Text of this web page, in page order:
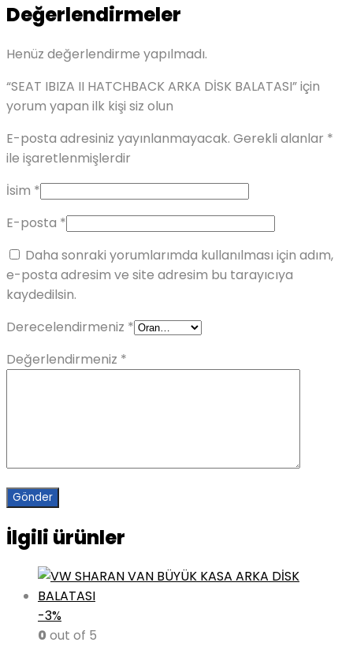
Değerlendirmeler
Henüz değerlendirme yapılmadı.
“SEAT IBIZA II HATCHBACK ARKA DİSK BALATASI” için
yorum yapan ilk kişi siz olun
E-posta adresiniz yayınlanmayacak. Gerekli alanlar *
ile işaretlenmişlerdir
İsim *
E-posta *
Daha sonraki yorumlarımda kullanılması için adım,
e-posta adresim ve site adresim bu tarayıcıya
kaydedilsin.
Derecelendirmeniz *
Değerlendirmeniz *
İlgili ürünler
-3%
0 out of 5